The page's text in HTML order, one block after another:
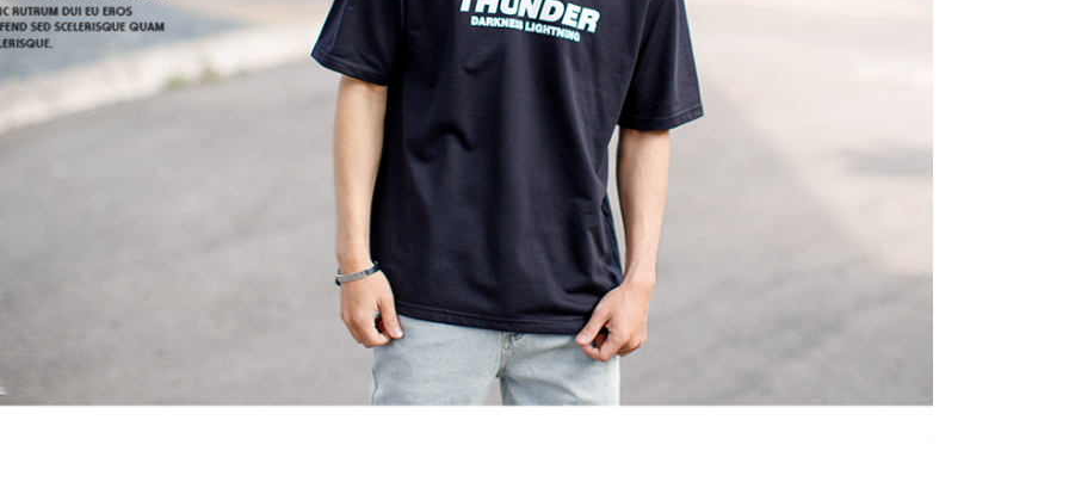
４．使用「AFTEE先享後付」時，將依據個別帳號之用戶狀況，依本公司
即時審查核予不同之上限額度；若仍有額度不足之情形，本公司將視審查
結果請求用戶進行身份認證。
５．嚴禁一人註冊多個帳號或使用他人資訊註冊。若發現惡意使用之情
形，恩沛科技股份有限公司將有權停止該用戶之使用額度並採取法律行